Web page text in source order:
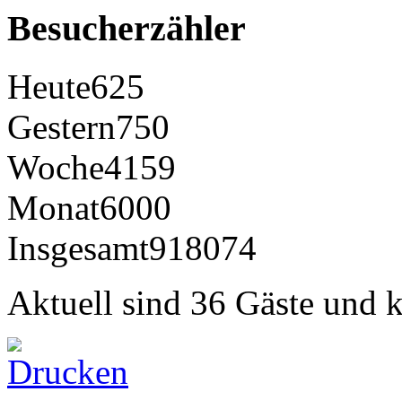
Besucherzähler
Heute625
Gestern750
Woche4159
Monat6000
Insgesamt918074
Aktuell sind 36 Gäste und